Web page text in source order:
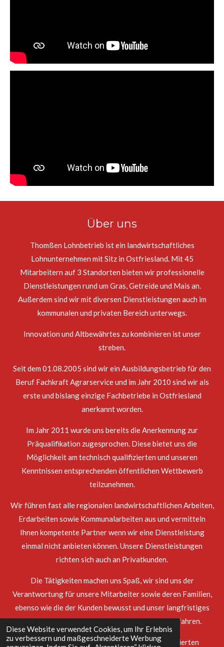
Diese Website verwendet Cookies, um Ihr Erlebnis
zu verbessern und maßgeschneiderte Werbung
Über uns
Thomßen Lohnbetrieb ist ein landwirtschaftliches
Lohnunternehmen mit Sitz in Ostfriesland. Mit 45
Mitarbeitern auf 3 Standorten bieten wir professionelle
Dienstleistungen rund um Gras, Getreide und Mais an.
Außerdem sind wir mit diversen Dienstleistungen auch im
kommunalen und privaten Bereich unterwegs.
Innovation und Altbewährtes zu kombinieren ist unser
streben.
Seit dem 01.08.2005 sind wir ein Ausbildungsbetrieb für den
Beruf Fachkraft Agrarservice und im Jahr 2010 sind wir als
erste und bislang einzige Fachbetriebe in Ostfriesland
anerkannt worden.
Im Jahr 2011 wurde uns bereits die Anerkennung zur
Präqualifikation zugesprochen. Diese bietet uns die
Möglichkeit am technisch qualifizierten und unseren
Kenntnissen entsprechenden öffentlichen Wettbewerb
teilzunehmen.
Wir führen fast alle regionalen landwirtschaftlichen Arbeiten,
Erdarbeiten sowie Kommunalarbeiten aus und vermitteln
Ihnen kompetente Partner wenn wir eine Dienstleistung
einmal nicht anbieten können. Unsere Dienstleistungen
richten sich auch an Privatkunden.
Die Tätigkeiten machen uns Spaß, wir sind uns der
Verantwortung für unsere Mitarbeiter sowie deren Familien,
ebenso wie die der Kunden bewusst und unser langfristiges
Ziel ist es weiterhin Wachstum und Erfolg zu erfahren.
Wir werden weiterhin bestrebt sein mit qualifizierten